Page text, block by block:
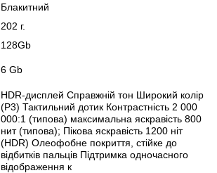
Блакитний
202 г.
128Gb
6 Gb
HDR-дисплей Справжній тон Широкий колір
(P3) Тактильний дотик Контрастність 2 000
000:1 (типова) максимальна яскравість 800
нит (типова); Пікова яскравість 1200 ніт
(HDR) Олеофобне покриття, стійке до
відбитків пальців Підтримка одночасного
відображення к